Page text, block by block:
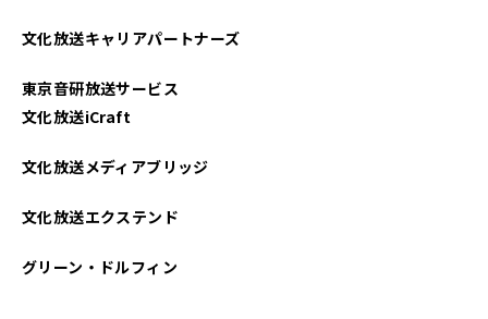
文化放送キャリアパートナーズ
東京音研放送サービス
文化放送iCraft
文化放送メディアブリッジ
文化放送エクステンド
グリーン・ドルフィン